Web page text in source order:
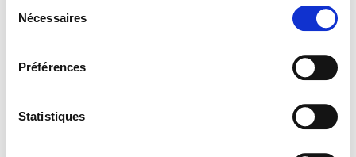
Nécessaires
Préférences
Statistiques
Telf. +33 (0) 559 25 65 52